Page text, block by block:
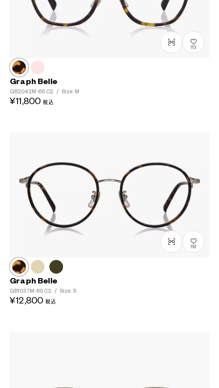
113
Graph Belle
GB2042M-6S C2 / Size: M
¥11,800 税込
118
Graph Belle
GB1037M-6S C2 / Size: S
¥12,800 税込